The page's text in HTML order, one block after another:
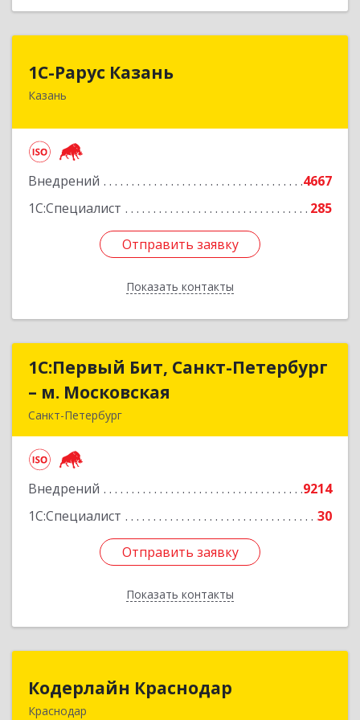
1С-Рарус Казань
Казань
Внедрений
4667
1С:Специалист
285
Отправить заявку
Показать контакты
420088, Татарстан Респ, Казань г, Победы пр-
Отправить заявку
Назад
1С:Первый Бит, Санкт-Петербург
– м. Московская
Санкт-Петербург
Внедрений
9214
1С:Специалист
30
Отправить заявку
Показать контакты
1С:Первый Бит, Санкт-Петербург
Подробнее
Отправить заявку
Назад
Кодерлайн Краснодар
Краснодар350015, Краснодарский край, Краснодар г,